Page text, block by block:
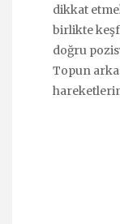
dikkat
birlikte
doğru
Topun